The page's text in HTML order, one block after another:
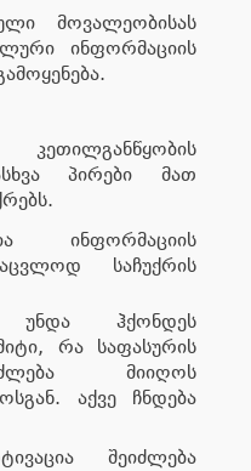
მოვალეობისას
ინფორმაციის
პირები მათ
ინფორმაციის
საჩუქრის
უნდა ჰქონდეს
რა საფასურის
მიიღოს
აქვე ჩნდება
შეიძლება